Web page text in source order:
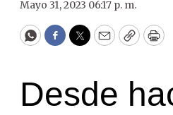
Mayo 31, 2023 06:17 p. m.
WhatsApp
Facebook
Twitter
EmailCopy
Desde